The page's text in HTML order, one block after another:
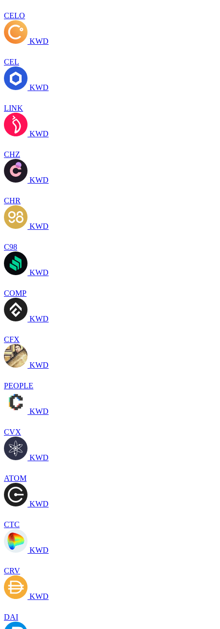
CELO
KWD
CEL
KWD
LINK
KWD
CHZ
KWD
CHR
KWD
C98
KWD
COMP
KWD
CFX
KWD
PEOPLE
KWD
CVX
KWD
ATOM
KWD
CTC
KWD
CRV
KWD
DAI